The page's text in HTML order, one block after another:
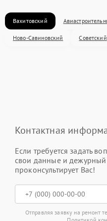
Вахитовский
Ново-Савиновский Советский
Контактная
Если требуется задать
свои данные и дежурный
проконсультирует Вас!
Отправляя заявку на ремонт